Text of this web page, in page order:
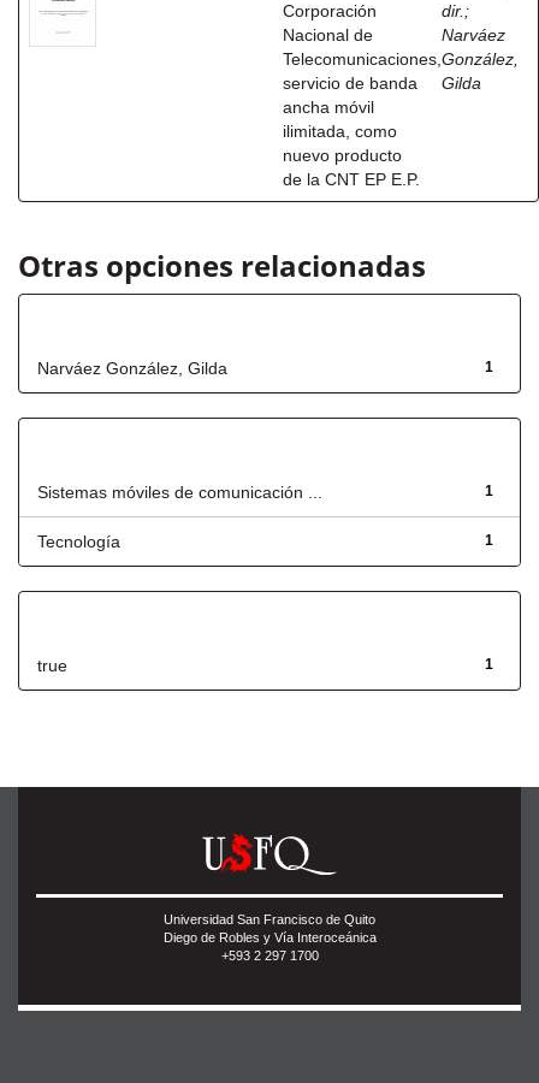
Corporación
Nacional de
Telecomunicaciones,
servicio de banda
ancha móvil
ilimitada, como
nuevo producto
de la CNT EP E.P.
dir. ;
Narváez
González,
Gilda
Otras opciones relacionadas
1
Narváez González, Gilda
1
Sistemas móviles de comunicación ...
1
Tecnología
1
true
Universidad San Francisco de Quito
Diego de Robles y Vía Interoceánica
+593 2 297 1700